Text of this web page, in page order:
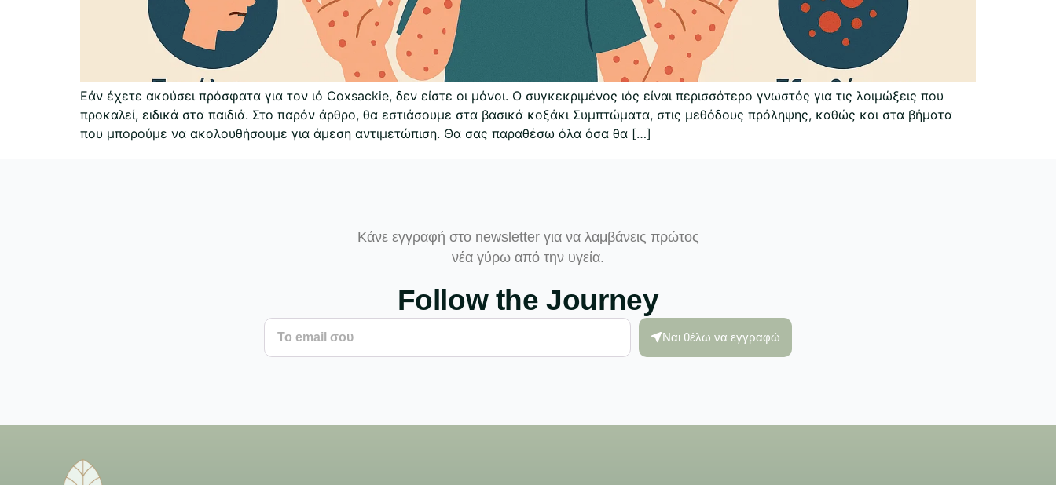
Εάν έχετε ακούσει πρόσφατα για τον ιό Coxsackie, δεν είστε οι μόνοι. Ο συγκεκριμένος ιός είναι περισσότερο γνωστός για τις λοιμώξεις που
προκαλεί, ειδικά στα παιδιά. Στο παρόν άρθρο, θα εστιάσουμε στα βασικά κοξάκι Συμπτώματα, στις μεθόδους πρόληψης, καθώς και στα βήματα
που μπορούμε να ακολουθήσουμε για άμεση αντιμετώπιση. Θα σας παραθέσω όλα όσα θα […]
Κάνε εγγραφή στο newsletter για να λαμβάνεις πρώτος
νέα γύρω από την υγεία.
Follow the Journey
Ναι θέλω να εγγραφώ